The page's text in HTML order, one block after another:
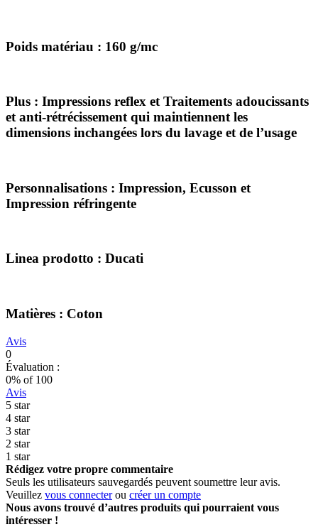
Poids matériau : 160 g/mc
Plus : Impressions reflex et Traitements adoucissants
et anti-rétrécissement qui maintiennent les
dimensions inchangées lors du lavage et de l’usage
Personnalisations : Impression, Ecusson et
Impression réfringente
Linea prodotto : Ducati
Matières : Coton
Avis
0
Évaluation :
0% of 100
Avis
5 star
4 star
3 star
2 star
1 star
Rédigez votre propre commentaire
Seuls les utilisateurs sauvegardés peuvent soumettre leur avis.
Veuillez vous connecterou créer un compte
Nous avons trouvé d’autres produits qui pourraient vous
intéresser !